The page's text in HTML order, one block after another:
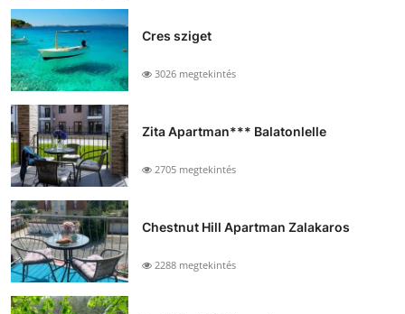
Cres sziget
3026 megtekintés
Zita Apartman*** Balatonlelle
2705 megtekintés
Chestnut Hill Apartman Zalakaros
2288 megtekintés